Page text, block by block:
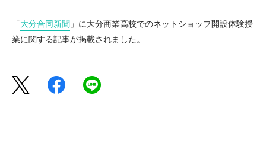
「大分合同新聞 」に大分商業高校でのネットショップ開設体験授
業に関する記事が掲載されました。